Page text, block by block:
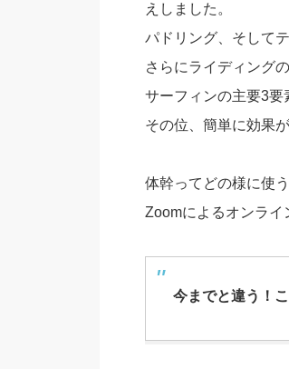
えしました。
パドリング、そして
さらにライディング
サーフィンの主要3
その位、簡単に効果が
体幹ってどの様に使
Zoomによるオンライ
今までと違う！